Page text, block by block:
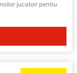
jucatori pentru